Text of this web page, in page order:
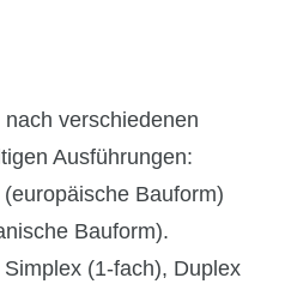
verschiedenen
Ausführungen:
Bauform)
Bauform).
Simplex (1-fach), Duplex